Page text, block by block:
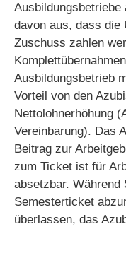
Ausbildungsbetriebe
davon aus, dass die
Zuschuss zahlen
Ausbildungsbetrieb
Vorteil von den
Nettolohnerhöhung
Vereinbarung). Das
Beitrag zur
zum Ticket ist für
absetzbar. Während
Semesterticket
überlassen, das